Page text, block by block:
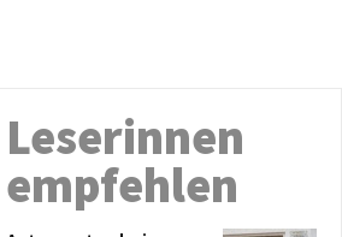
Leserinnen
empfehlen